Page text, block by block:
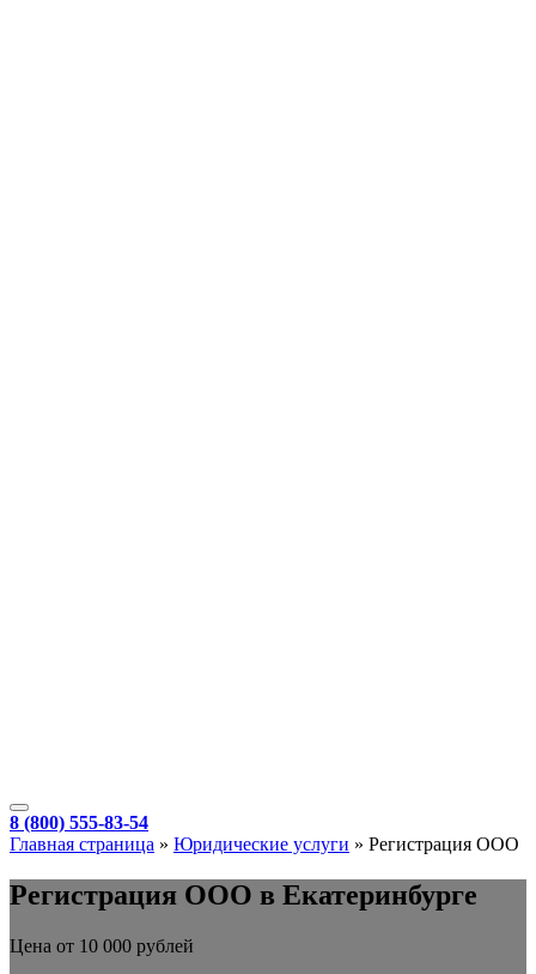
8 (800) 555-83-54
Главная страница » Юридические услуги » Регистрация ООО
Регистрация ООО в Екатеринбурге
Цена от 10 000 рублей